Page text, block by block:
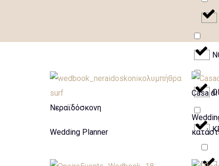
Νεραϊδόσκονη
Wedding Planner
Casa